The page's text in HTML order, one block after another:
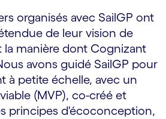
organisés avec SailGP ont
de leur vision de
la manière dont Cognizant
avons guidé SailGP pour
à petite échelle, avec un
(MVP), co-créé et
principes d'écoconception,